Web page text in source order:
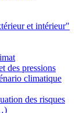
et intérieur"
des pressions
climatique
des risques